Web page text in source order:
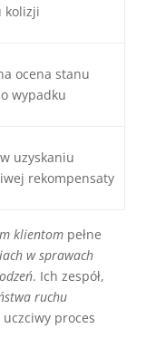
kolizji
ocena stanu
wypadku
uzyskaniu
rekompensaty
klientompełne
w sprawach
. Ich zespół,
ruchu
proces